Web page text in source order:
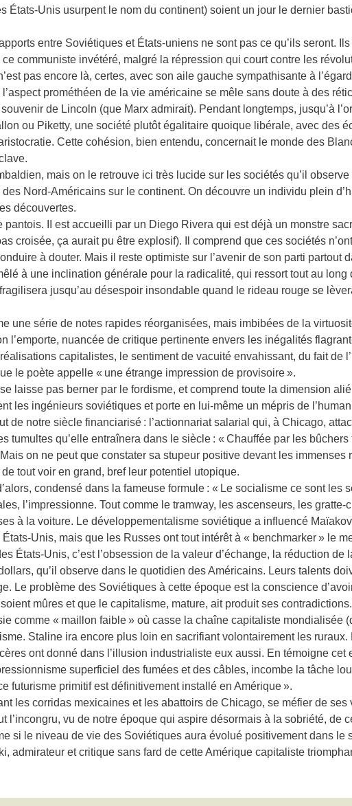
Unis usurpent le nom du continent) soient un jour le dernier
entre Soviétiques et États-uniens ne sont pas ce qu’ils seront.
communiste invétéré, malgré la répression qui court contre les
pas encore là, certes, avec son aile gauche sympathisante à
prométhéen de la vie américaine se mêle sans doute à des
de Lincoln (que Marx admirait). Pendant longtemps, jusqu’à
ou Piketty, une société plutôt égalitaire quoique libérale, avec des
Cette cohésion, bien entendu, concernait le monde des
mais on le retrouve ici très lucide sur les sociétés qu’il
Nord-Américains sur le continent. On découvre un individu plein
découvertes.
pantois. II est accueilli par un Diego Rivera qui est déjà un monstre
croisée, ça aurait pu être explosif). Il comprend que ces sociétés
à douter. Mais il reste optimiste sur l’avenir de son parti partout
à une inclination générale pour la radicalité, qui ressort tout au long
jusqu’au désespoir insondable quand le rideau rouge se
une série de notes rapides réorganisées, mais imbibées de la
l’emporte, nuancée de critique pertinente envers les inégalités
capitalistes, le sentiment de vacuité envahissant, du fait de
le poète appelle « une étrange impression de provisoire ».
laisse pas berner par le fordisme, et comprend toute la dimension
les ingénieurs soviétiques et porte en lui-même un mépris de
de notre siècle financiarisé : l’actionnariat salarial qui, à Chicago,
tumultes qu’elle entraînera dans le siècle : « Chauffée par les
on ne peut que constater sa stupeur positive devant les immenses
tout voir en grand, bref leur potentiel utopique.
condensé dans la fameuse formule : « Le socialisme ce sont les
l’impressionne. Tout comme le tramway, les ascenseurs, les gratte-
à la voiture. Le développementalisme soviétique a influencé
Unis, mais que les Russes ont tout intérêt à « benchmarker » le
États-Unis, c’est l’obsession de la valeur d’échange, la réduction de
qu’il observe dans le quotidien des Américains. Leurs talents
Le problème des Soviétiques à cette époque est la conscience
mûres et que le capitalisme, mature, ait produit ses
comme « maillon faible » où casse la chaîne capitaliste mondialisée
Staline ira encore plus loin en sacrifiant volontairement les
ont donné dans l’illusion industrialiste eux aussi. En témoigne cet
superficiel des fumées et des câbles, incombe la tâche
futurisme primitif est définitivement installé en Amérique ».
les corridas mexicaines et les abattoirs de Chicago, se méfier de ses
l’incongru, vu de notre époque qui aspire désormais à la sobriété, de
si le niveau de vie des Soviétiques aura évolué positivement dans le
admirateur et critique sans fard de cette Amérique capitaliste